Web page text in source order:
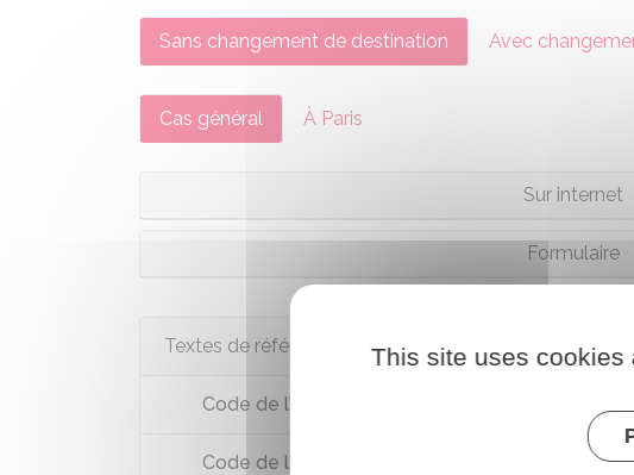
Sans changement de destination Avec
Cas général À Paris
Sur internet
Formulaire
Textes de référence
Code de l'urbanisme : article R*421-17
Code de l'urbanisme : article R*421-14
This site uses cookies